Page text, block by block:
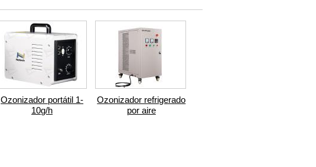
Ozonizador portátil 1-
10g/h
Ozonizador refrigerado
por aire